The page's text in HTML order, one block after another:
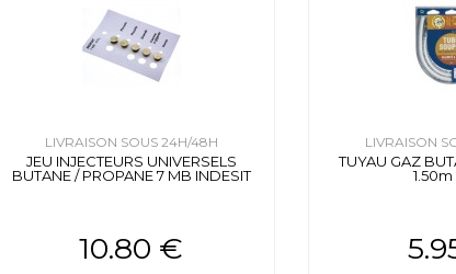
LIVRAISON SOUS 24H/48H
JEU INJECTEURS UNIVERSELS
BUTANE / PROPANE 7 MB INDESIT
10.80 €
LIVRAISON
TUYAU GAZ
1.50m